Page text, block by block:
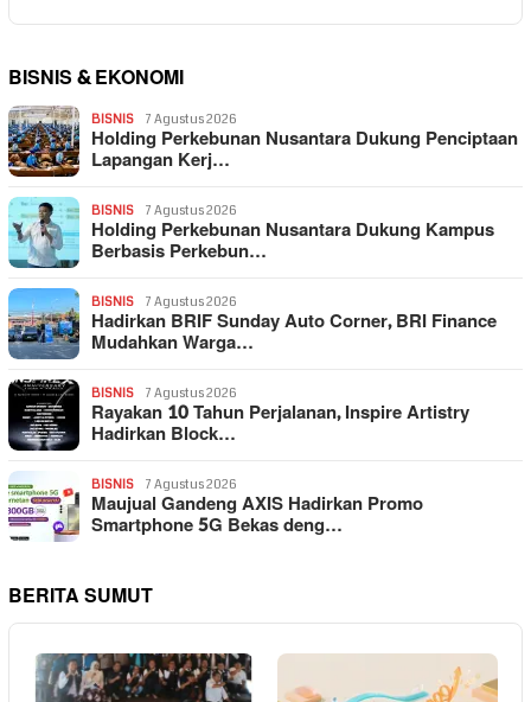
BISNIS & EKONOMI
BISNIS 7 Agustus 2026
Holding Perkebunan Nusantara Dukung Penciptaan
Lapangan Kerj…
BISNIS 7 Agustus 2026
Holding Perkebunan Nusantara Dukung Kampus
Berbasis Perkebun…
BISNIS 7 Agustus 2026
Hadirkan BRIF Sunday Auto Corner, BRI Finance
Mudahkan Warga…
BISNIS 7 Agustus 2026
Rayakan 10 Tahun Perjalanan, Inspire Artistry
Hadirkan Block…
BISNIS 7 Agustus 2026
Maujual Gandeng AXIS Hadirkan Promo
Smartphone 5G Bekas deng…
BERITA SUMUT